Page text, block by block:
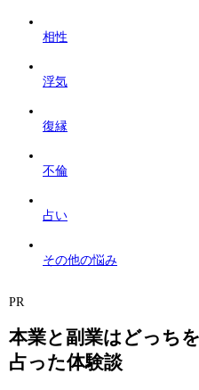
相性
浮気
復縁
不倫
占い
その他の悩み
PR
本業と副業はどっち
占った体験談